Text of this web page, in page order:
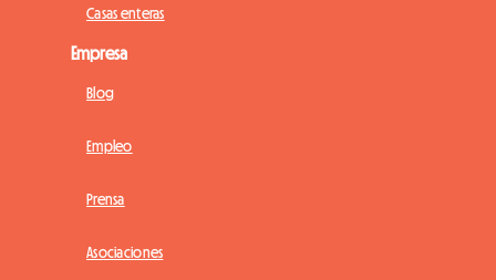
Casas enteras
Empresa
Blog
Empleo
Prensa
Asociaciones